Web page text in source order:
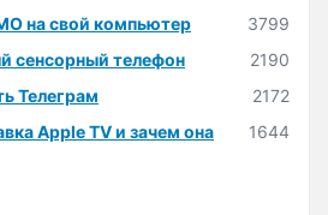
на свой компьютер
3799
сенсорный телефон
2190
Телеграм
2172
Apple TV и зачем она
1644